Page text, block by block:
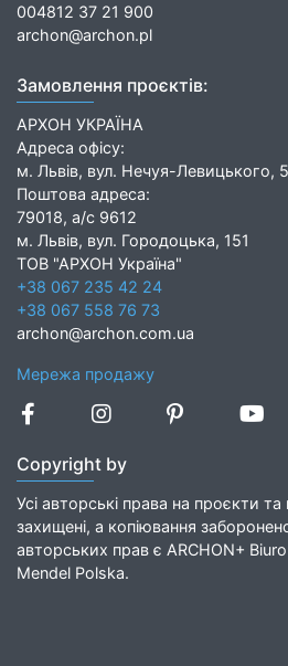
004812 37 21 900
archon@archon.pl
Замовлення проєктів:
АРХОН УКРАЇНА
Адреса офісу:
м. Львів, вул. Нечуя-Левицького, 5
Поштова адреса:
79018, а/с 9612
м. Львів, вул. Городоцька, 151
ТОВ "АРХОН Україна"
+38 067 235 42 24
+38 067 558 76 73
archon@archon.com.ua
Мережа продажу
Copyright by
Усі авторські права на проєкти та
захищені, а копіювання
авторських прав є ARCHON+
Mendel Polska.